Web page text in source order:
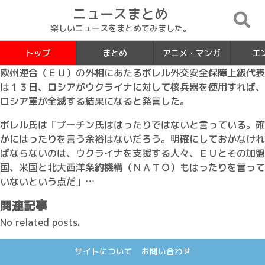
ニュースまとめ
楽しいニュースをまとめてみました。
トップ まとめ アニメ・マンガ エ
欧州連合（ＥＵ）の外相にあたるボレル外交安全保障上級代表
は１３日、ロシアがウクライナに対して核兵器を使用すれば、
ロシア軍が全滅する結果になると発言した。
ボレル氏は「プーチン氏ははったりではないと言っている。確
かにはったりを言う余裕はないだろう。明確にしておかなけれ
ばならないのは、ウクライナを支援する人々、ＥＵとその加盟
国、米国と北大西洋条約機構（ＮＡＴＯ）もはったりを言って
いないという点だ」…
関連記事
No related posts.
サイトについて お問い合わせ